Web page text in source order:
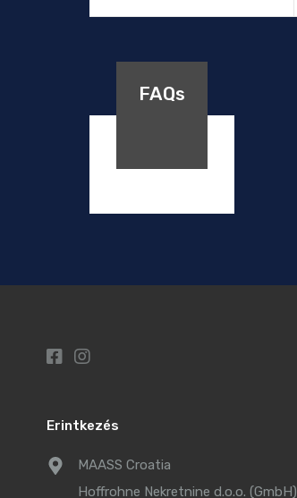
FAQs
Erintkezés
MAASS Croatia
Hoffrohne Nekretnine d.o.o. (GmbH)